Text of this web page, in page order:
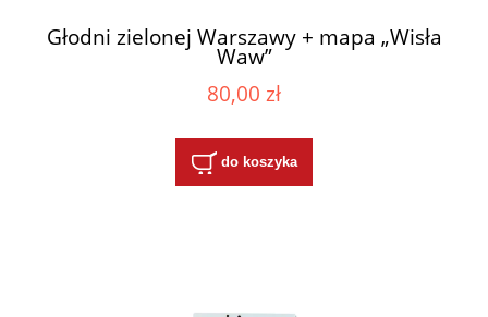
Głodni zielonej Warszawy + mapa „Wisła
Waw”
80,00 zł
do koszyka